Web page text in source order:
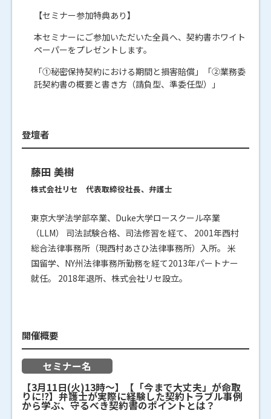
【セミナー参加特典あり】
本セミナーにご参加いただいた全員へ、契約書ホワイト
ペーパーをプレゼントします。
「①秘密保持契約における期間と損害賠償」「②業務委
託契約書の概要と書き方（請負型、準委任型）」
登壇者
藤田 美樹
株式会社リセ 代表取締役社長、弁護士
東京大学法学部卒業、Duke大学ロースクール卒業
（LLM） 司法試験合格、司法修習を経て、 2001年西村
総合法律事務所（現西村あさひ法律事務所）入所。 米
国留学、NY州法律事務所勤務を経て2013年パートナー
就任。 2018年退所、株式会社リセ設立。
開催概要
セミナー名
【3月11日(火)13時～】【「今まで大丈夫」が命取
りに⁉】弁護士が実際に経験した契約トラブル事例
から学ぶ、守るべき契約書のポイントとは？